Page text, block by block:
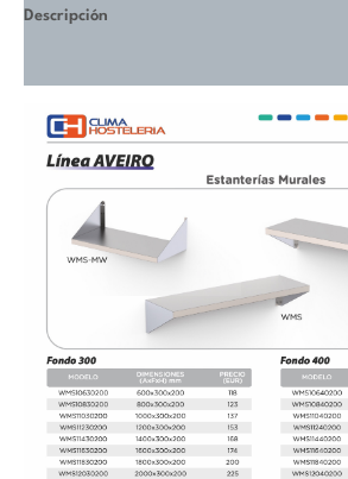
Descripción